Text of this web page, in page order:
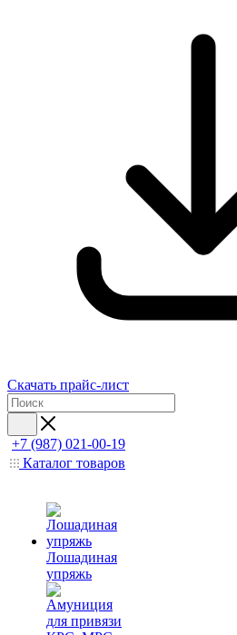
Скачать прайс-лист
+7 (987) 021-00-19
Каталог товаров
Лошадиная
упряжь